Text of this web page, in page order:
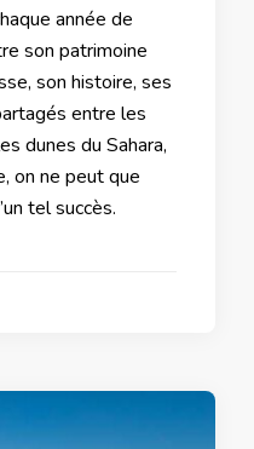
année de
son patrimoine
son histoire, ses
entre les
dunes du Sahara,
on ne peut que
tel succès.